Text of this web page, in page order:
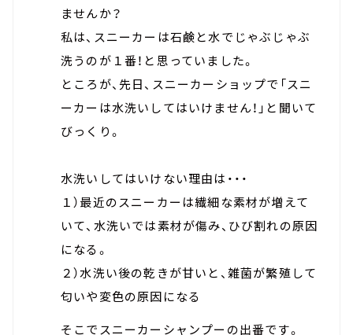
ませんか？
私は、スニーカーは石鹸と水でじゃぶじゃぶ
洗うのが１番！と思っていました。
ところが、先日、スニーカーショップで「スニ
ーカーは水洗いしてはいけません！」と聞いて
びっくり。
水洗いしてはいけない理由は・・・
１）最近のスニーカーは繊細な素材が増えて
いて、水洗いでは素材が傷み、ひび割れの原因
になる。
２）水洗い後の乾きが甘いと、雑菌が繁殖して
匂いや変色の原因になる
そこでスニーカーシャンプーの出番です。